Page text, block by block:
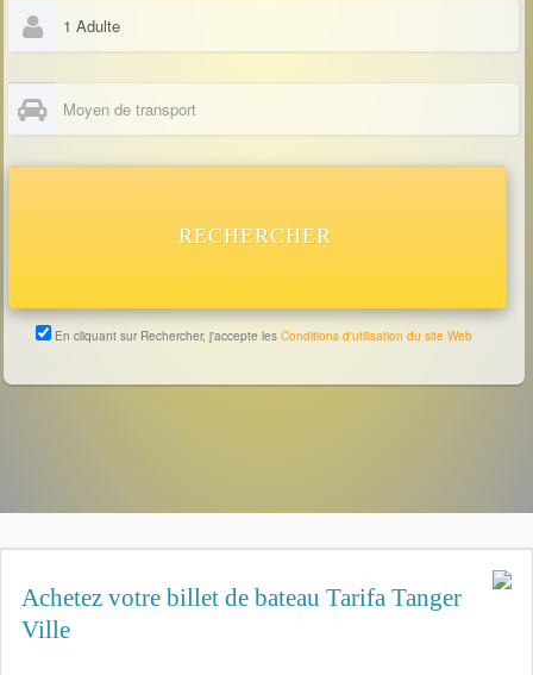
RECHERCHER
En cliquant sur Rechercher, j'accepte les Conditions d'utilisation du site Web
Achetez votre billet de bateau Tarifa Tanger
Ville